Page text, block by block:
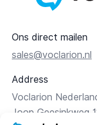
Ons direct mailen
sales@voclarion.nl
Address
Voclarion
Joop Geesinkweg